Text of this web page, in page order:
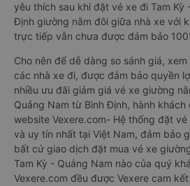
yêu thích sau khi đặt vé xe đi Tam Kỳ
Định giường nằm đôi giữa nhà xe với
trực tiếp vẫn chưa được đảm bảo
Cho nên để dễ dàng so sánh giá,
các nhà xe đi, được đảm bảo quyền
nhiều ưu đãi giảm giá vé xe giường
Quảng Nam từ Bình Định, hành
website Vexere.com- Hệ thống đặt
và uy tín nhất tại Việt Nam, đảm bảo
bất cứ giao dịch đặt mua vé xe
Tam Kỳ - Quảng Nam nào của quý
Vexere.com đều được Vexere cam